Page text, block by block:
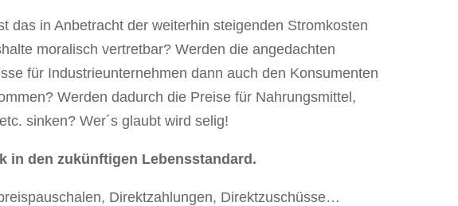
das in Anbetracht der weiterhin steigenden Stromkosten
moralisch vertretbar? Werden die angedachten
für Industrieunternehmen dann auch den Konsumenten
Werden dadurch die Preise für Nahrungsmittel,
sinken? Wer´s glaubt wird selig!
in den zukünftigen Lebensstandard.
Direktzahlungen, Direktzuschüsse…